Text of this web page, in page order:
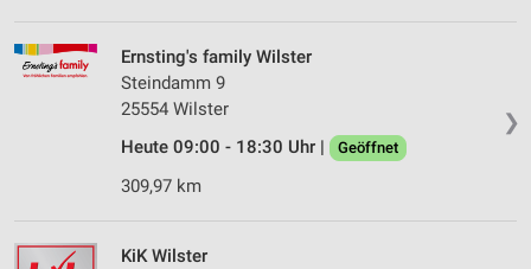
❯
Ernsting's family Wilster
Steindamm 9
25554 Wilster
Heute 09:00 - 18:30 Uhr |
Geöffnet
309,97 km
KiK Wilster